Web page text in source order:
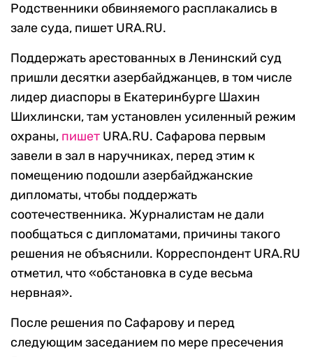
Родственники обвиняемого расплакались в
зале суда, пишет URA.RU.
Поддержать арестованных в Ленинский суд
пришли десятки азербайджанцев, в том числе
лидер диаспоры в Екатеринбурге Шахин
Шихлински, там установлен усиленный режим
охраны, пишет URA.RU. Сафарова первым
завели в зал в наручниках, перед этим к
помещению подошли азербайджанские
дипломаты, чтобы поддержать
соотечественника. Журналистам не дали
пообщаться с дипломатами, причины такого
решения не объяснили. Корреспондент URA.RU
отметил, что «обстановка в суде весьма
нервная».
После решения по Сафарову и перед
следующим заседанием по мере пресечения